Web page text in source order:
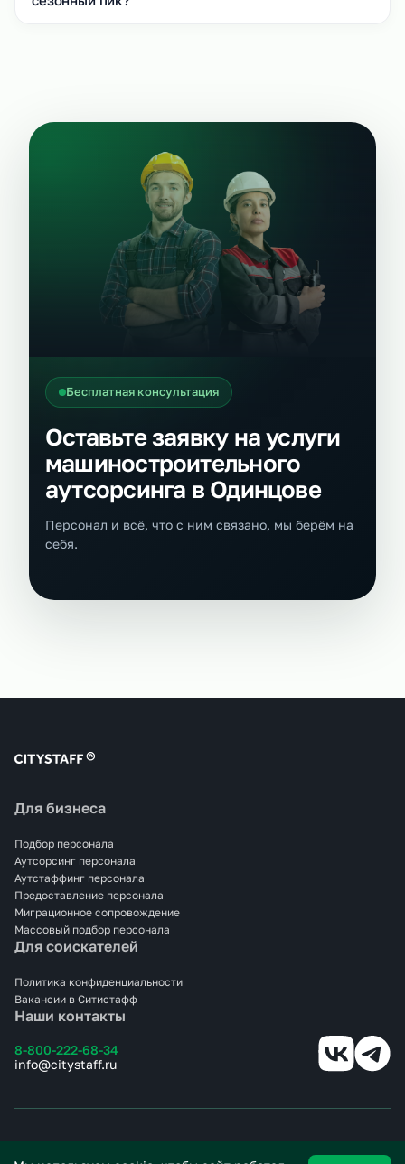
Бесплатная консультация
Оставьте заявку на услуги
машиностроительного
аутсорсинга в Одинцове
Персонал и всё, что с ним связано, мы берём на
себя.
Наши контакты
8-800-222-68-34
info@citystaff.ru
Для бизнеса
Подбор персонала
Аутсорсинг персонала
Аутстаффинг персонала
Предоставление персонала
Миграционное сопровождение
Массовый подбор персонала
Для соискателей
Политика конфиденциальности
Вакансии в Ситистафф